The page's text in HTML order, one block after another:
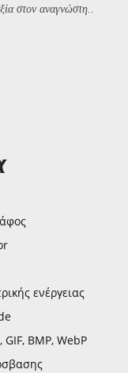
στον αναγνώστη..
ενέργειας
GIF, BMP, WebP